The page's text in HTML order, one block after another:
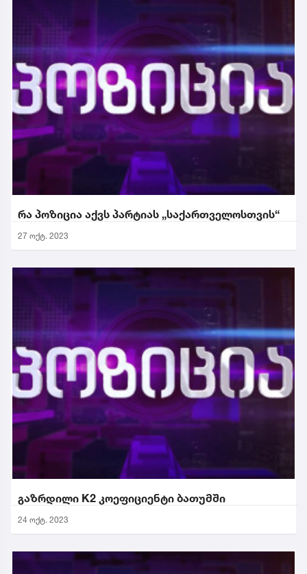
რა პოზიცია აქვს პარტიას „საქართველოსთვის“
27 ოქტ. 2023
გაზრდილი K2 კოეფიციენტი ბათუმში
24 ოქტ. 2023